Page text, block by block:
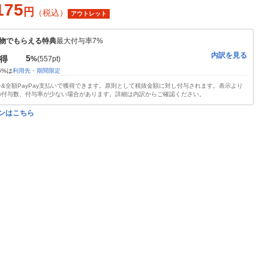
円 （税込） アウトレット
でもらえる特典最大付与率7%
5%(557pt)
は利用先・期間限定
内訳を見る
&全額PayPay支払いで獲得できます。原則として税抜金額に対し付与されます。表示より
付与数、付与率が少ない場合があります。詳細は内訳からご確認ください。
はこちら